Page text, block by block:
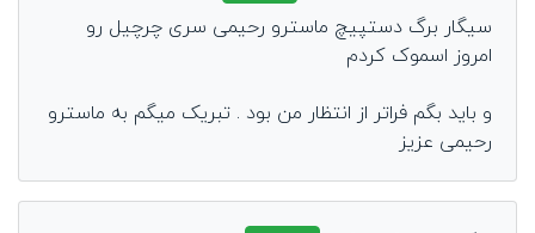
سیگار برگ دستپیچ ماسترو رحیمی سری چرچیل رو
امروز اسموک کردم
و باید بگم فراتر از انتظار من بود . تبریک میگم به ماسترو
رحیمی عزیز